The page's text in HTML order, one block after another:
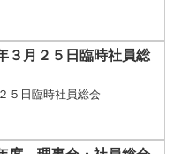
３月２５日臨時社員総
５日臨時社員総会